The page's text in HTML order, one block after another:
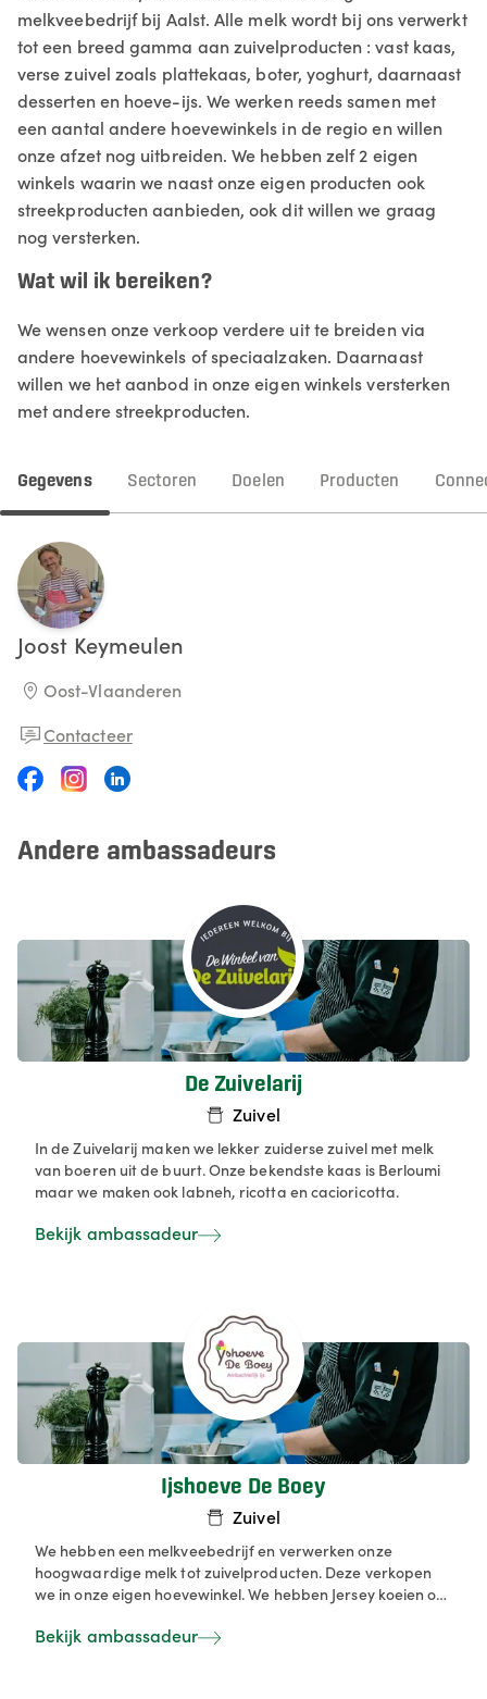
melkveebedrijf bij Aalst. Alle melk wordt bij ons verwerkt
tot een breed gamma aan zuivelproducten : vast kaas,
verse zuivel zoals plattekaas, boter, yoghurt, daarnaast
desserten en hoeve-ijs. We werken reeds samen met
een aantal andere hoevewinkels in de regio en willen
onze afzet nog uitbreiden. We hebben zelf 2 eigen
winkels waarin we naast onze eigen producten ook
streekproducten aanbieden, ook dit willen we graag
nog versterken.
Wat wil ik bereiken?
We wensen onze verkoop verdere uit te breiden via
andere hoevewinkels of speciaalzaken. Daarnaast
willen we het aanbod in onze eigen winkels versterken
met andere streekproducten.
Gegevens Sectoren Doelen Producten
Joost Keymeulen
Oost-Vlaanderen
Contacteer
Andere ambassadeurs
De Zuivelarij
Zuivel
In de Zuivelarij maken we lekker zuiderse zuivel met melk
van boeren uit de buurt. Onze bekendste kaas is Berloumi
maar we maken ook labneh, ricotta en cacioricotta.
Bekijk ambassadeur
Ijshoeve De Boey
Zuivel
We hebben een melkveebedrijf en verwerken onze
hoogwaardige melk tot zuivelproducten. Deze verkopen
we in onze eigen hoevewinkel. We hebben Jersey koeien op
melk. Deze melk bevat uitsluitend het bèta‐caseïne eiwit
Bekijk ambassadeur